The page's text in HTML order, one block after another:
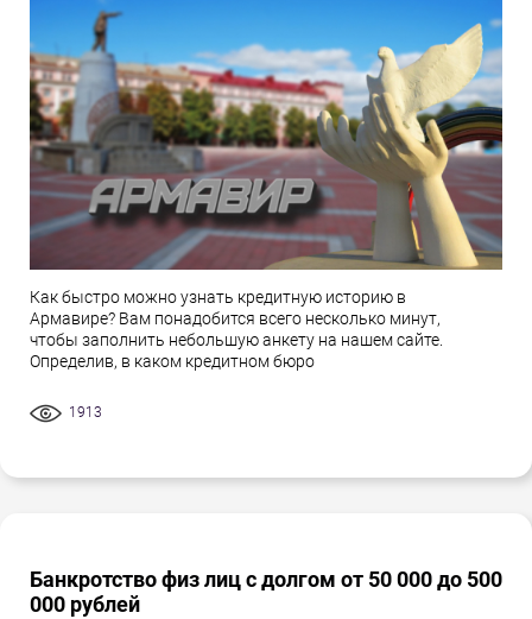
Как быстро можно узнать кредитную историю в
Армавире? Вам понадобится всего несколько минут,
чтобы заполнить небольшую анкету на нашем сайте.
Определив, в каком кредитном бюро
1913
Банкротство физ лиц с долгом от 50 000 до 500
000 рублей